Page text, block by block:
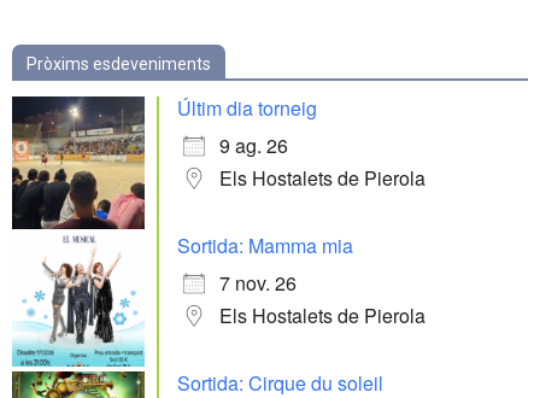
Pròxims esdeveniments
Últim dia torneig
9 ag. 26
Els Hostalets de Pierola
Sortida: Mamma mia
7 nov. 26
Els Hostalets de Pierola
Sortida: Cirque du soleil